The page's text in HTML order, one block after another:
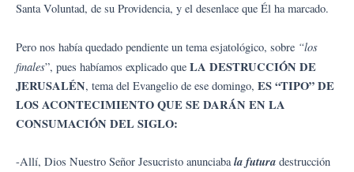
Santa Voluntad, de su Providencia, y el desenlace que Él ha marcado.
Pero nos había quedado pendiente un tema esjatológico, sobre “los
finales”, pues habíamos explicado que LA DESTRUCCIÓN DE
JERUSALÉN, tema del Evangelio de ese domingo, ES “TIPO” DE
LOS ACONTECIMIENTO QUE SE DARÁN EN LA
CONSUMACIÓN DEL SIGLO:
-Allí, Dios Nuestro Señor Jesucristo anunciabala futura destrucción